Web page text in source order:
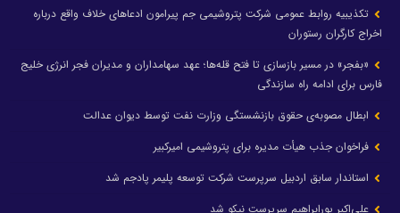
تکذیبیه روابط عمومی شرکت پتروشیمی جم پیرامون ادعاهای خلاف واقع درباره
اخراج کارگران رستوران
«بفجر» در مسیر بازسازی تا فتح قله‌ها؛ عهد سهامداران و مدیران فجر انرژی خلیج
فارس برای ادامه راه سازندگی
ابطال مصوبه‌ی حقوق بازنشستگی وزارت نفت توسط دیوان عدالت
فراخوان جذب هیأت مدیره برای پتروشیمی امیرکبیر
استاندار سابق اردبیل سرپرست شرکت توسعه پلیمر پادجم شد
علی‌اکبر پورابراهیم سرپرست نیکو شد